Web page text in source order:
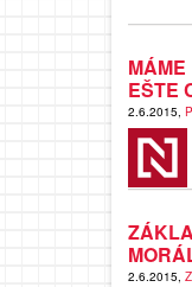
EŠTE
2.6.2015,
2.6.2015,